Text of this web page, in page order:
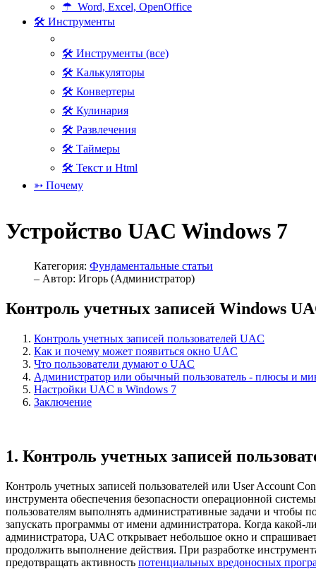
☂ Word, Excel, OpenOffice
🛠 Инструменты
🛠 Инструменты (все)
🛠 Калькуляторы
🛠 Конвертеры
🛠 Кулинария
🛠 Развлечения
🛠 Таймеры
🛠 Текст и Html
➳ Почему
Устройство UAC Windows 7
Категория: Фундаментальные статьи
– Автор: Игорь (Администратор)
Контроль учетных записей Windows
Контроль учетных записей пользователей UAC
Как и почему может появиться окно UAC
Что пользователи думают о UAC
Администратор или обычный пользователь - плюсы и
Настройки UAC в Windows 7
Заключение
1. Контроль учетных записей
Контроль учетных записей пользователей или User Account
инструмента обеспечения безопасности операционной
пользователям выполнять административные задачи и чтобы
запускать программы от имени администратора. Когда какой-
администратора, UAC открывает небольшое окно и
продолжить выполнение действия. При разработке
предотвращать активность потенциальных вредоносных